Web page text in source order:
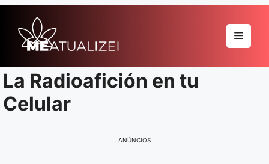
para
Menu
La Radioafición en tu
Celular
ANÚNCIOS